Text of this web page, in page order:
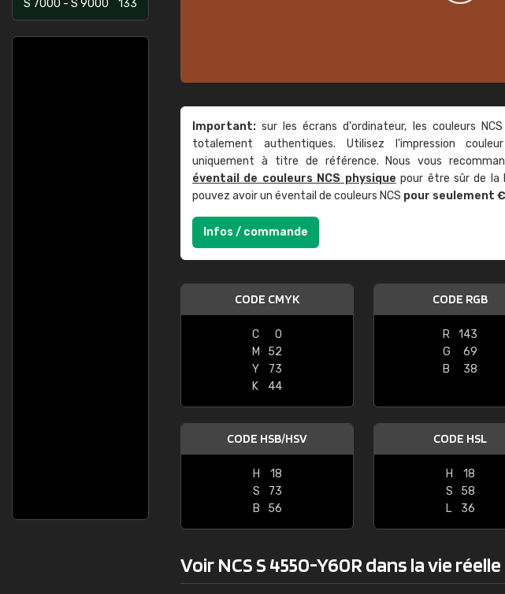
S 7000 - S 9000 133
Important: sur les écrans d'ordinateur, les couleurs
totalement authentiques. Utilisez l'impression
uniquement à titre de référence. Nous vous
éventail de couleurs NCS physique pour être sûr de la
pouvez avoir un éventail de couleurs NCS pour seulement
Infos / commande
CODE CMYK
C
0
M
52
Y
73
K
44
CODE RGB
R
143
G
69
B
38
CODE HSB/HSV
H
18
S
73
B
56
CODE HSL
H
18
S
58
L
36
Voir NCS S 4550-Y60R dans la vie réelle